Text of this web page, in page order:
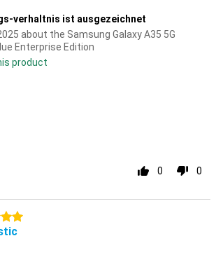
verhaltnis ist ausgezeichnet
about the Samsung Galaxy A35 5G
Enterprise Edition
product
0 0